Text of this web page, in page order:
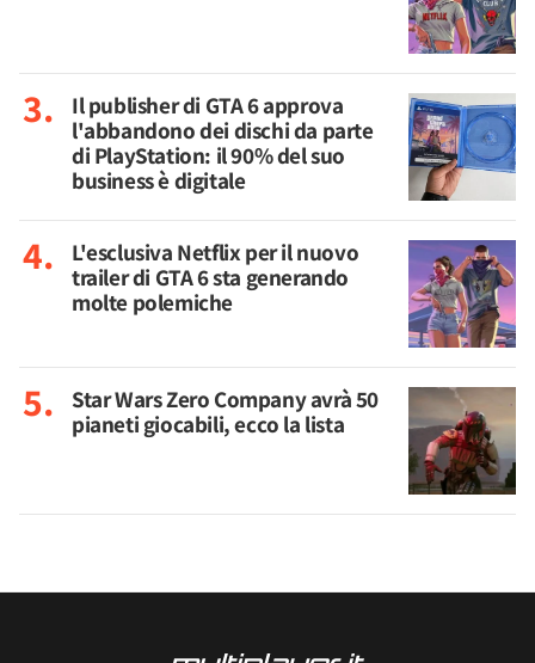
Il publisher di GTA 6 approva
l'abbandono dei dischi da parte
di PlayStation: il 90% del suo
business è digitale
L'esclusiva Netflix per il nuovo
trailer di GTA 6 sta generando
molte polemiche
Star Wars Zero Company avrà 50
pianeti giocabili, ecco la lista